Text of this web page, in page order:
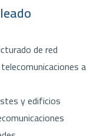
de red
a
y edificios